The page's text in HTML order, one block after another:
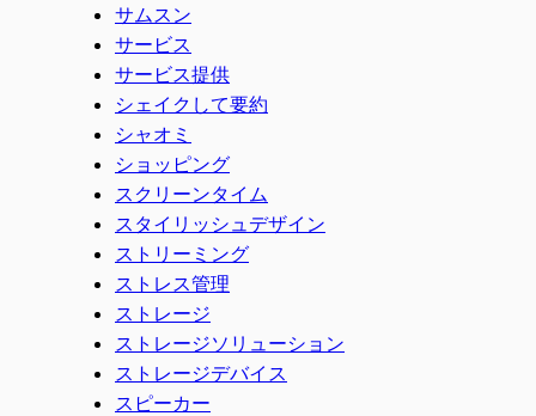
サムスン
サービス
サービス提供
シェイクして要約
シャオミ
ショッピング
スクリーンタイム
スタイリッシュデザイン
ストリーミング
ストレス管理
ストレージ
ストレージソリューション
ストレージデバイス
スピーカー